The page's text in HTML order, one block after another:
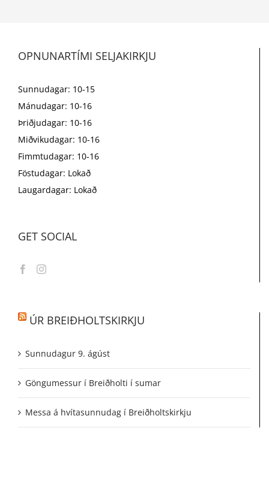
OPNUNARTÍMI SELJAKIRKJU
Sunnudagar: 10-15
Mánudagar: 10-16
Þriðjudagar: 10-16
Miðvikudagar: 10-16
Fimmtudagar: 10-16
Föstudagar: Lokað
Laugardagar: Lokað
GET SOCIAL
ÚR BREIÐHOLTSKIRKJU
Sunnudagur 9. ágúst
Göngumessur í Breiðholti í sumar
Messa á hvítasunnudag í Breiðholtskirkju